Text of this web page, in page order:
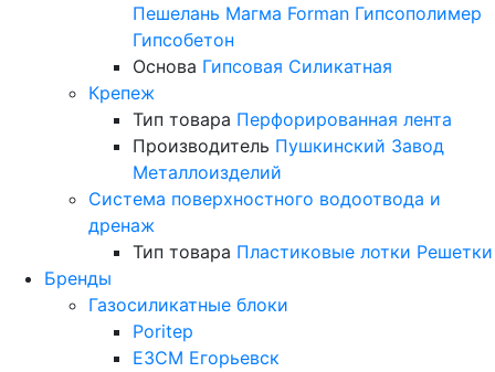
Пешелань Магма Forman Гипсополимер
Гипсобетон
Основа Гипсовая Силикатная
Крепеж
Тип товара Перфорированная лента
Производитель Пушкинский Завод
Металлоизделий
Система поверхностного водоотвода и
дренаж
Тип товара Пластиковые лотки Решетки
Бренды
Газосиликатные блоки
Poritep
ЕЗСМ Егорьевск